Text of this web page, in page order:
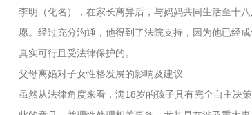
李明（化名），在家长离异后，与妈妈共同生活至十
愿。经过充分沟通，他得到了法院支持，因为他已经
真实可行且受法律保护的。
父母离婚对子女性格发展的影响及建议
虽然从法律角度来看，满18岁的孩子具有完全自主决